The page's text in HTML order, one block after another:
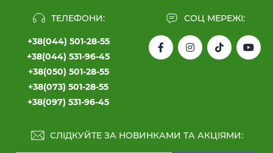
ТЕЛЕФОНИ:
+38(044) 501-28-55
+38(044) 531-96-45
+38(050) 501-28-55
+38(073) 501-28-55
+38(097) 531-96-45
СОЦ МЕРЕЖІ:
СЛІДКУЙТЕ ЗА НОВИНКАМИ ТА АКЦІЯМИ: